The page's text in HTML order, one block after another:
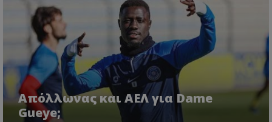
Απόλλωνας και ΑΕΛ για Dame
Gueye;